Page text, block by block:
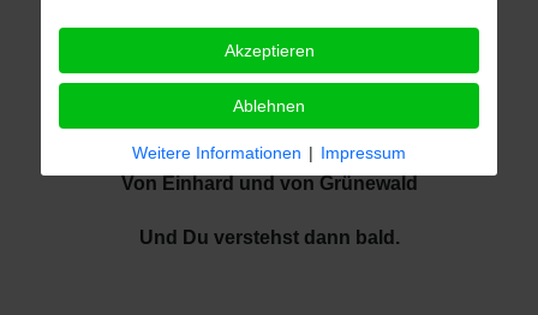
Stell Dich auf den „Dalles“
Dort erfährst Du alles
Von Einhard und von Grünewald
Und Du verstehst dann bald.
Akzeptieren
Ablehnen
Weitere Informationen | Impressum